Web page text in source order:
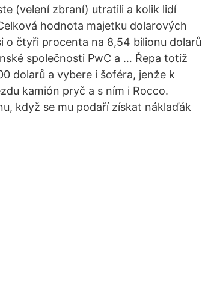
(velení zbraní) utratili a kolik lidí
hodnota majetku dolarových
o čtyři procenta na 8,54 bilionu dolarů
společnosti PwC a … Řepa totiž
dolarů a vybere i šoféra, jenže k
kamión pryč a s ním i Rocco.
když se mu podaří získat náklaďák